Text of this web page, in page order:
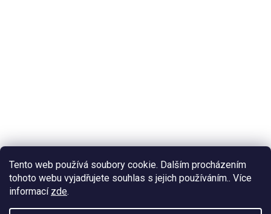
Tento web používá soubory cookie. Dalším procházením
tohoto webu vyjadřujete souhlas s jejich používáním.. Více
informací zde.